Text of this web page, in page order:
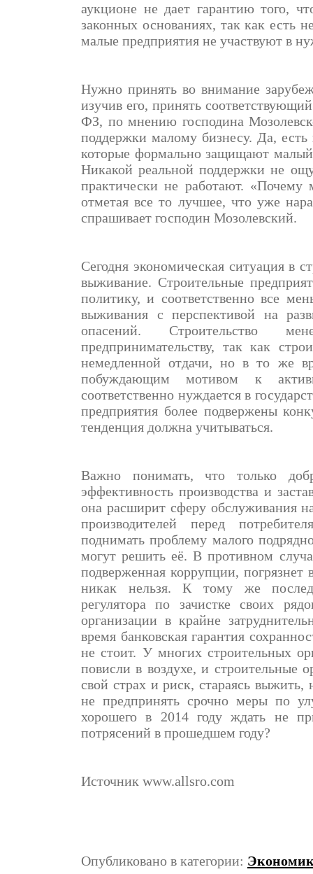
аукционе не дает гарантию того,
законных основаниях, так как есть
малые предприятия не участвуют в
Нужно принять во внимание
изучив его, принять
ФЗ, по мнению господина
поддержки малому бизнесу. Да,
которые формально защищают
Никакой реальной поддержки не
практически не работают.
отметая все то лучшее, что уже
спрашивает господин Мозолевский.
Сегодня экономическая ситуация в
выживание. Строительные
политику, и соответственно все
выживания с перспективой на
опасений. Строительство
предпринимательству, так как
немедленной отдачи, но в то же
побуждающим мотивом к
соответственно нуждается в
предприятия более подвержены
тенденция должна учитываться.
Важно понимать, что только
эффективность производства и
она расширит сферу обслуживания
производителей перед
поднимать проблему малого
могут решить её. В противном
подверженная коррупции,
никак нельзя. К тому же
регулятора по зачистке своих
организации в крайне
время банковская гарантия
не стоит. У многих строительных
повисли в воздухе, и строительные
свой страх и риск, стараясь
не предпринять срочно меры по
хорошего в 2014 году ждать не
потрясений в прошедшем году?
Источник www.allsro.com
Опубликовано в категории: